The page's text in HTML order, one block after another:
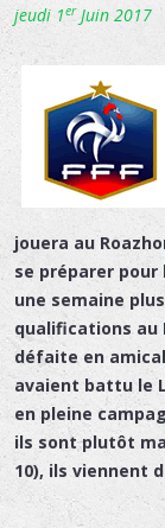
jeudi 1erJuin 2017
jouera au
se préparer pour
une semaine
qualifications au
défaite en
avaient battu le
en pleine
ils sont plutôt
10), ils viennent